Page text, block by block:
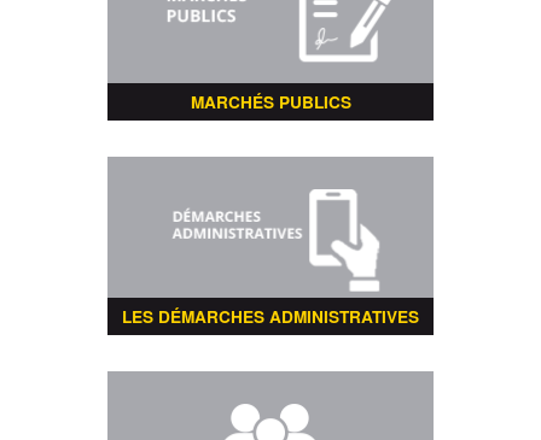
MARCHÉS PUBLICS
LES DÉMARCHES ADMINISTRATIVES